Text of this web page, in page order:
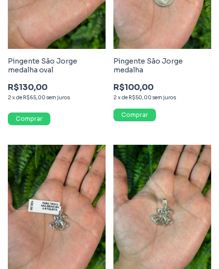
Pingente São Jorge
medalha oval
R$130,00
2 x de R$65,00 sem juros
Pingente São Jorge
medalha
R$100,00
2 x de R$50,00 sem juros